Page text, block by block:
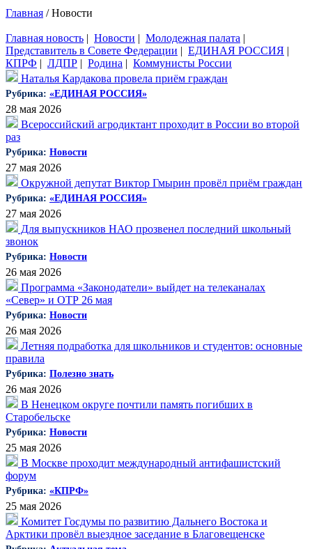
Главная /Новости
Главная новость | Новости | Молодежная палата |
Представитель в Совете Федерации | ЕДИНАЯ РОССИЯ |
КПРФ | ЛДПР | Родина | Коммунисты России
Наталья Кардакова провела приём граждан
Рубрика: «ЕДИНАЯ РОССИЯ»
28 мая 2026
Всероссийский агродиктант проходит в России во второй
раз
Рубрика: Новости
27 мая 2026
Окружной депутат Виктор Гмырин провёл приём граждан
Рубрика: «ЕДИНАЯ РОССИЯ»
27 мая 2026
Для выпускников НАО прозвенел последний школьный
звонок
Рубрика: Новости
26 мая 2026
Программа «Законодатели» выйдет на телеканалах
«Север» и ОТР 26 мая
Рубрика: Новости
26 мая 2026
Летняя подработка для школьников и студентов: основные
правила
Рубрика: Полезно знать
26 мая 2026
В Ненецком округе почтили память погибших в
Старобельске
Рубрика: Новости
25 мая 2026
В Москве проходит международный антифашистский
форум
Рубрика: «КПРФ»
25 мая 2026
Комитет Госдумы по развитию Дальнего Востока и
Арктики провёл выездное заседание в Благовещенске